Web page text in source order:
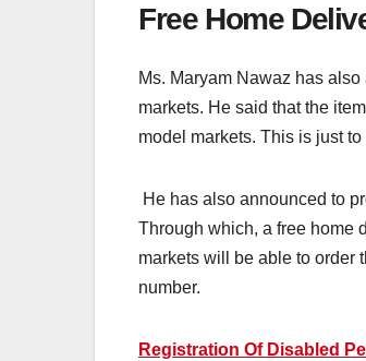
Free Home
Ms. Maryam Nawaz has
markets. He said that the
model markets. This is just
He has also announced to
Through which, a free home
markets will be able to order
number.
Registration Of Disabled